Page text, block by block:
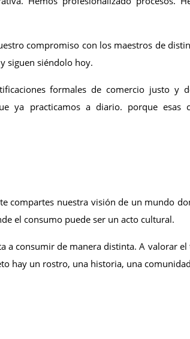
compromiso con los maestros de
siguen siéndolo hoy.
formales de comercio justo y
ya practicamos a diario. porque esas
compartes nuestra visión de un mundo
el consumo puede ser un acto cultural.
a consumir de manera distinta. A valorar
hay un rostro, una historia, una